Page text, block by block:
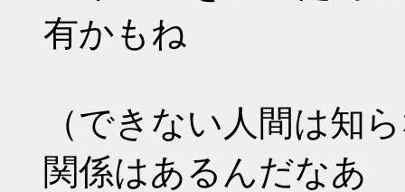
有かもね
（できない人間は知
関係はあるんだなあ